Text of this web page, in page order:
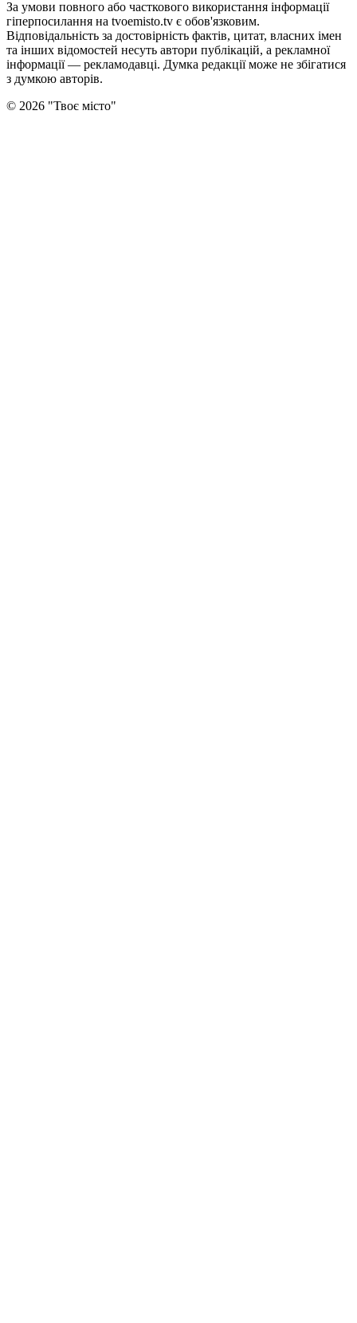
За умови повного або часткового використання iнформацiї
гіперпосилання на tvoemisto.tv є обов'язковим.
Відповідальність за достовірність фактів, цитат, власних імен
та інших відомостей несуть автори публікацій, а рекламної
інформації — рекламодавці. Думка редакцiї може не збiгатися
з думкою авторiв.
© 2026 "Твоє місто"